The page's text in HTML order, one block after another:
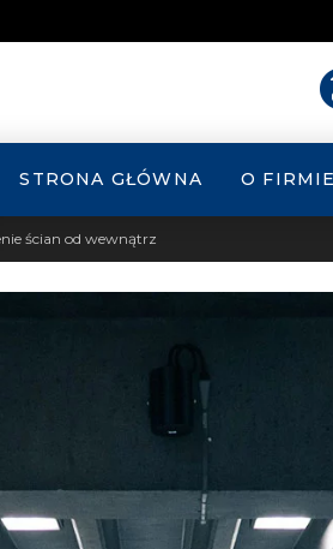
STRONA GŁÓWNA O FIRMIE
ścian od wewnątrz